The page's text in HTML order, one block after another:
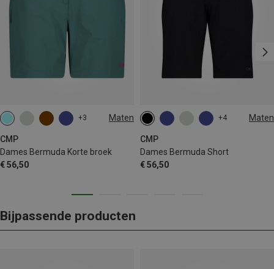
+3 Maten
CMP
Dames Bermuda Korte broek
€ 56,50
XS XL XXL 3XL
+4 Maten
CMP
Dames Bermuda Short
€ 56,50
Bijpassende producten